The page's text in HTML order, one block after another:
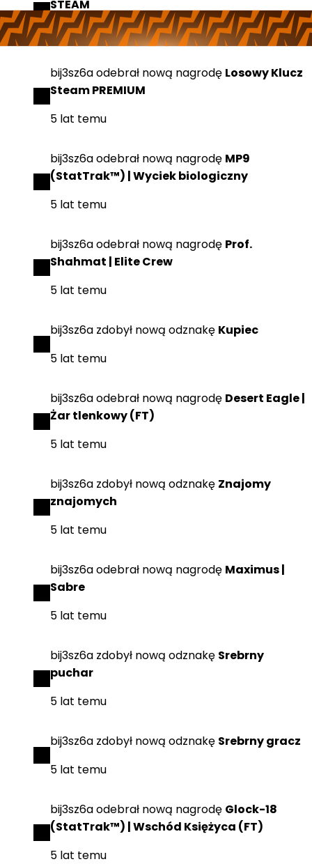
STEAM
5 lat temu
bij3sz6aodebrał nową nagrodę Losowy Klucz
Steam PREMIUM
5 lat temu
bij3sz6aodebrał nową nagrodę MP9
(StatTrak™) | Wyciek biologiczny
5 lat temu
bij3sz6aodebrał nową nagrodę Prof.
Shahmat | Elite Crew
5 lat temu
bij3sz6a zdobył nową odznakę Kupiec
5 lat temu
bij3sz6aodebrał nową nagrodę Desert Eagle |
Żar tlenkowy (FT)
5 lat temu
bij3sz6a zdobył nową odznakę Znajomy
znajomych
5 lat temu
bij3sz6aodebrał nową nagrodę Maximus |
Sabre
5 lat temu
bij3sz6a zdobył nową odznakę Srebrny
puchar
5 lat temu
bij3sz6a zdobył nową odznakę Srebrny gracz
5 lat temu
bij3sz6aodebrał nową nagrodę Glock-18
(StatTrak™) | Wschód Księżyca (FT)
5 lat temu